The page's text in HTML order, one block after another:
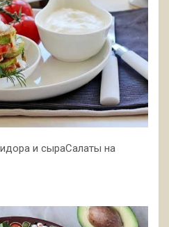
и сыраСалаты на